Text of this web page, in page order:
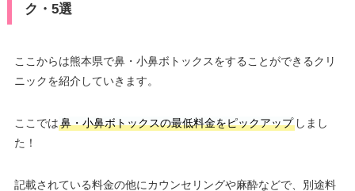
ク・5選
ここからは熊本県で鼻・小鼻ボトックスをすることができるクリ
ニックを紹介していきます。
ここでは鼻・小鼻ボトックスの最低料金をピックアップしまし
た！
記載されている料金の他にカウンセリングや麻酔などで、別途料